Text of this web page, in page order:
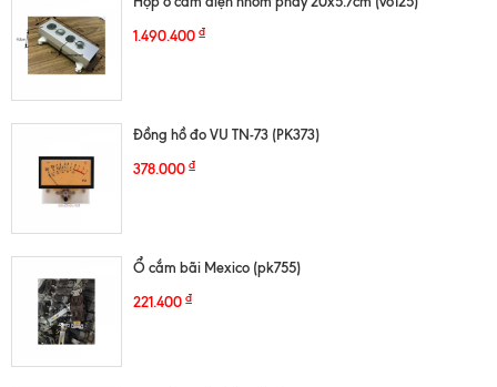
1.490.400 ₫
Đồng hồ đo VU TN-73 (PK373)
378.000 ₫
Ổ cắm bãi Mexico (pk755)
221.400 ₫